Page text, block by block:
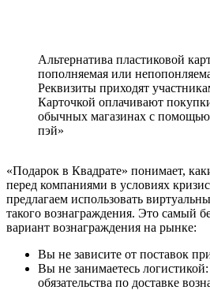
Альтернатива пластиковой
пополняемая или
Реквизиты приходят
Карточкой оплачивают
обычных магазинах с
пэй»
«Подарок в Квадрате» понимает,
перед компаниями в условиях
предлагаем использовать
такого вознаграждения. Это самый
вариант вознаграждения на рынке:
Вы не зависите от поставок
Вы не занимаетесь
обязательства по доставке